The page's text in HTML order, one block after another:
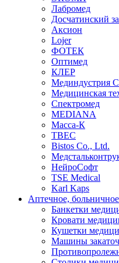
Лабромед
Досчатинский
Аксион
Lojer
ФОТЕК
Оптимед
КЛЕР
Мединдустрия
Медицинская
Спектромед
MEDIANA
Масса-К
ТВЕС
Bistos Co., Ltd.
НейроСофт
TSE Medical
Karl Kaps
Аптечное,
Банкетки
Кровати
Кушетки
Машины